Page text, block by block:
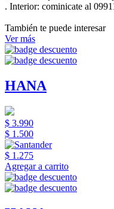
. Interior: cominicate al
También te puede interesar
Ver más
HANA
$ 3.990
$ 1.500
$ 1.275
Agregar a carrito